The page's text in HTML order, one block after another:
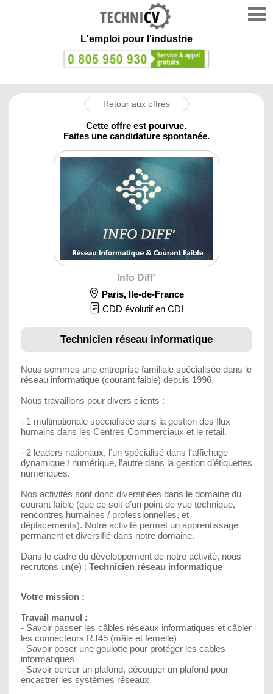
L'emploi pour l'industrie
Retour aux offres
Cette offre est pourvue.
Faites une candidature spontanée.
Info Diff'
Paris, Ile-de-France
CDD évolutif en CDI
Technicien réseau informatique
Nous sommes une entreprise familiale spécialisée dans le
réseau informatique (courant faible) depuis 1996.
Nous travaillons pour divers clients :
- 1 multinationale spécialisée dans la gestion des flux
humains dans les Centres Commerciaux et le retail.
- 2 leaders nationaux, l’un spécialisé dans l’affichage
dynamique / numérique, l’autre dans la gestion d’étiquettes
numériques.
Nos activités sont donc diversifiées dans le domaine du
courant faible (que ce soit d’un point de vue technique,
rencontres humaines / professionnelles, et
déplacements). Notre activité permet un apprentissage
permanent et diversifié dans notre domaine.
Dans le cadre du développement de notre activité, nous
recrutons un(e) : Technicien réseau informatique
Votre mission :
Travail manuel :
- Savoir passer les câbles réseaux informatiques et câbler
les connecteurs RJ45 (mâle et femelle)
- Savoir poser une goulotte pour protéger les cables
informatiques
- Savoir percer un plafond, découper un plafond pour
encastrer les systèmes réseaux